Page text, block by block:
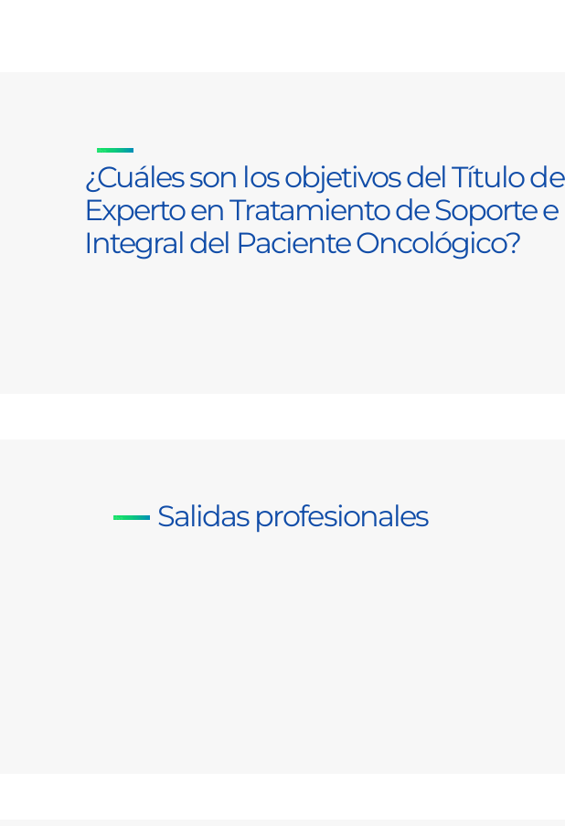
¿Cuáles son los objetivos del Título de
Experto en Tratamiento de Soporte e
Integral del Paciente Oncológico?
Salidas profesionales